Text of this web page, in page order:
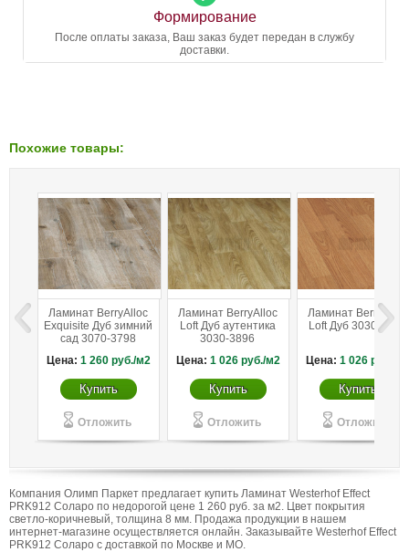
Формирование
После оплаты заказа, Ваш заказ будет передан в службу
доставки.
Похожие товары:
Ламинат BerryAlloc
Exquisite Дуб зимний
сад 3070-3798
Цена: 1 260 руб./м2
Купить
Отложить
Ламинат BerryAlloc
Loft Дуб аутентика
3030-3896
Цена: 1 026 руб./м2
Купить
Отложить
Ламинат BerryAlloc
Loft Дуб 3030-2915
Цена: 1 026 руб./м2
Купить
Отложить
Компания Олимп Паркет предлагает купить Ламинат Westerhof Effect
PRK912 Соларо по недорогой цене 1 260 руб. за м2. Цвет покрытия
светло-коричневый, толщина 8 мм. Продажа продукции в нашем
интернет-магазине осуществляется онлайн. Заказывайте Westerhof Effect
PRK912 Соларо с доставкой по Москве и МО.